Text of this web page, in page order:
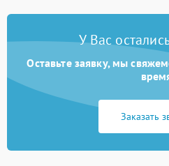
У Вас
Оставьте заявку, мы
Заказать